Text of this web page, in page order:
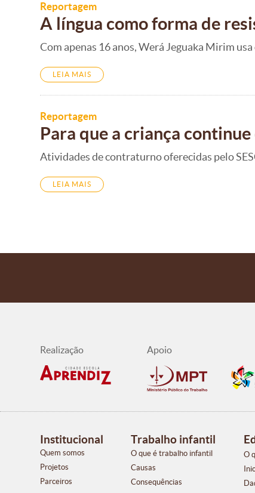
Reportagem
A língua como forma de
Com apenas 16 anos, Werá Jeguaka Mirim
LEIA MAIS
Reportagem
Para que a criança
Atividades de contraturno oferecidas pelo
LEIA MAIS
Institucional
Quem somos
Projetos
Parceiros
Trabalho infantil
O que é trabalho infantil
Causas
Consequências
O